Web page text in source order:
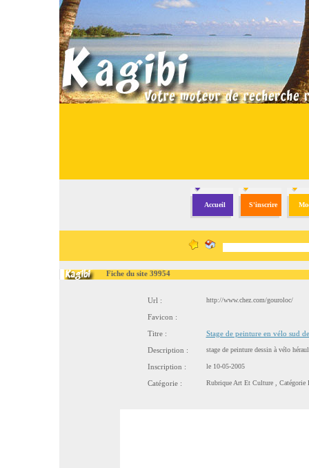
Accueil S'inscrire
Fiche du site 39954
Url : http://www.chez.com/gouroloc/
Favicon :
Titre :
Stage de peinture en vélo sud
Description :
stage de peinture dessin à vélo
Inscription : le 10-05-2005
Catégorie : Rubrique Art Et Culture, Catégorie